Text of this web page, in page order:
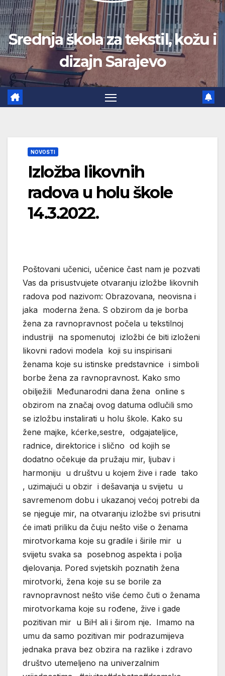
Srednja škola za tekstil, kožu i
dizajn Sarajevo
NOVOSTI
Izložba likovnih
radova u holu škole
14.3.2022.
Poštovani učenici, učenice čast nam je pozvati
Vas da prisustvujete otvaranju izložbe likovnih
radova pod nazivom: Obrazovana, neovisna i
jaka moderna žena. S obzirom da je borba
žena za ravnopravnost počela u tekstilnoj
industriji na spomenutoj izložbi će biti izloženi
likovni radovi modela koji su inspirisani
ženama koje su istinske predstavnice i simboli
borbe žena za ravnopravnost. Kako smo
obilježili Međunarodni dana žena online s
obzirom na značaj ovog datuma odlučili smo
se izložbu instalirati u holu škole. Kako su
žene majke, kćerke,sestre, odgajateljice,
radnice, direktorice i slično od kojih se
dodatno očekuje da pružaju mir, ljubav i
harmoniju u društvu u kojem žive i rade tako
, uzimajući u obzir i dešavanja u svijetu u
savremenom dobu i ukazanoj većoj potrebi da
se njeguje mir, na otvaranju izložbe svi prisutni
će imati priliku da čuju nešto više o ženama
mirotvorkama koje su gradile i širile mir u
svijetu svaka sa posebnog aspekta i polja
djelovanja. Pored svjetskih poznatih žena
mirotvorki, žena koje su se borile za
ravnopravnost nešto više ćemo čuti o ženama
mirotvorkama koje su rođene, žive i gade
pozitivan mir u BiH ali i širom nje. Imamo na
umu da samo pozitivan mir podrazumijeva
jednaka prava bez obzira na razlike i zdravo
društvo utemeljeno na univerzalnim